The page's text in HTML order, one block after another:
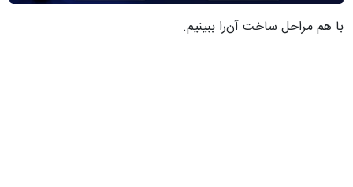
با هم مراحل ساخت آن‌را ببینیم.